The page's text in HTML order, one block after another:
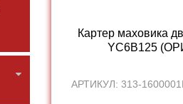
Картер маховика
YC6B125
АРТИКУЛ: 313-